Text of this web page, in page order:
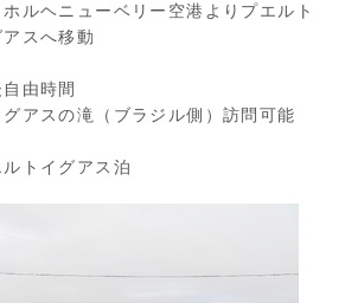
ルヘニューベリー空港よりプエルト
アスへ移動
由時間
アスの滝（ブラジル側）訪問可能
ルトイグアス泊